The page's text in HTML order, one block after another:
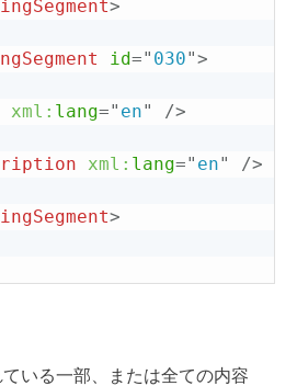
>
id=" 030">
xml: lang=" en" />
xml: lang=" en" />
>
いる一部、または全ての内容